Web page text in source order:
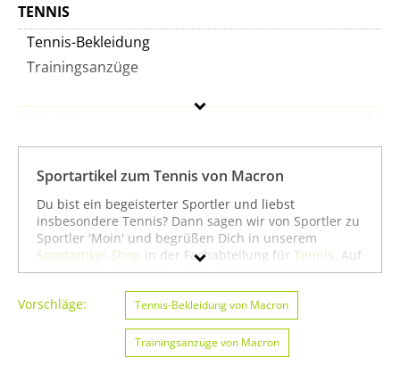
TENNIS
Tennis-Bekleidung
Trainingsanzüge
Preis
Farbe
Sportartikel zum Tennis von Macron
Du bist ein begeisterter Sportler und liebst
insbesondere Tennis? Dann sagen wir von Sportler zu
Sportler 'Moin' und begrüßen Dich in unserem
Sportartikel-Shop in der Fachabteilung für Tennis . Auf
dieser Seite findest Du unser gesamtes Sortiment der
Marke Macron speziell für die Sportart Tennis. Du
kannst die Auswahl weiter einschränken, zum Beispiel
American Football & Rugby von Macronoder
Basketball von Macron. Wenn Du dagegen nicht
gezielt für die Sportart Tennis suchst, kannst Du Dich
Vorschläge: Tennis-Bekleidung von Macron
Trainingsanzüge von Macron